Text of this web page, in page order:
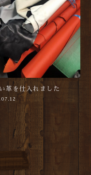
革を仕入れました